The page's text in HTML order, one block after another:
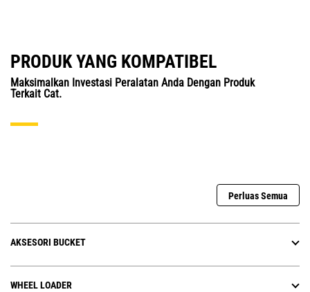
PRODUK YANG KOMPATIBEL
Maksimalkan Investasi Peralatan Anda Dengan Produk
Terkait Cat.
Perluas Semua
AKSESORI BUCKET
WHEEL LOADER